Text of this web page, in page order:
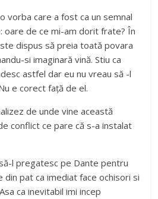
vorba care a fost ca un semnal
oare de ce mi-am dorit frate? În
dispus să preia toată povara
si imaginară vină. Stiu ca
astfel dar eu nu vreau să -l
e corect față de el.
de unde vine această
conflict ce pare că s-a instalat
l pregatesc pe Dante pentru
din pat ca imediat face ochisori si
ca inevitabil imi incep